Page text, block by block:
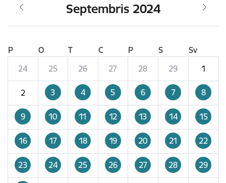
Septembris 2024
P O T C P S
Sv
24
25 26 27 28 29 1
2 3 4 5 6 7 8
9 10 11 12 13 14 15
16 17 18 19 20 21 22
23 24 25 26 27 28 29